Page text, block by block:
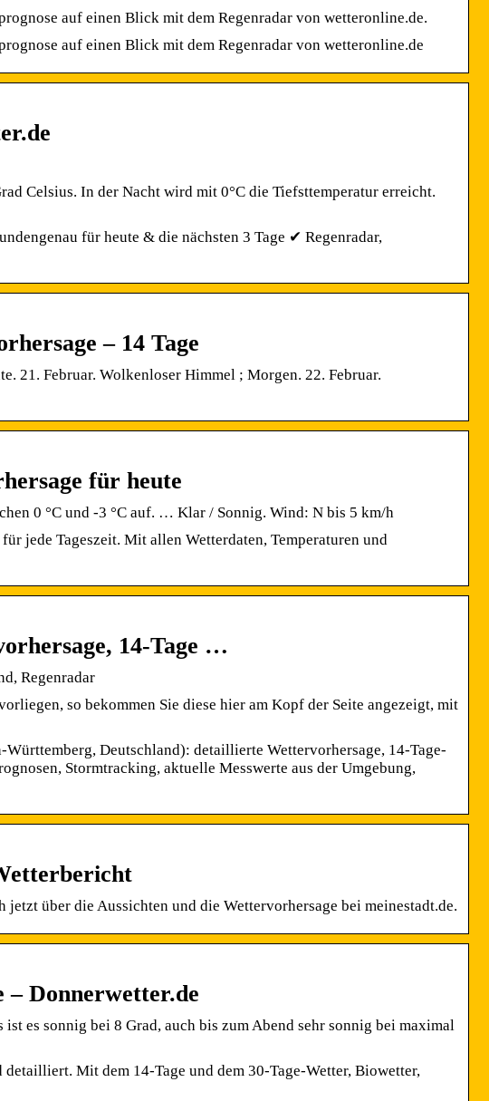
auf einen Blick mit dem Regenradar von wetteronline.de.
auf einen Blick mit dem Regenradar von wetteronline.de
Celsius. In der Nacht wird mit 0°C die Tiefsttemperatur erreicht.
für heute & die nächsten 3 Tage ✔ Regenradar,
– 14 Tage
21. Februar. Wolkenloser Himmel ; Morgen. 22. Februar.
für heute
0 °C und -3 °C auf. … Klar / Sonnig. Wind: N bis 5 km/h
jede Tageszeit. Mit allen Wetterdaten, Temperaturen und
14-Tage …
Regenradar
so bekommen Sie diese hier am Kopf der Seite angezeigt, mit
Deutschland): detaillierte Wettervorhersage, 14-Tage-
Stormtracking, aktuelle Messwerte aus der Umgebung,
über die Aussichten und die Wettervorhersage bei meinestadt.de.
– Donnerwetter.de
es sonnig bei 8 Grad, auch bis zum Abend sehr sonnig bei maximal
Mit dem 14-Tage und dem 30-Tage-Wetter, Biowetter,